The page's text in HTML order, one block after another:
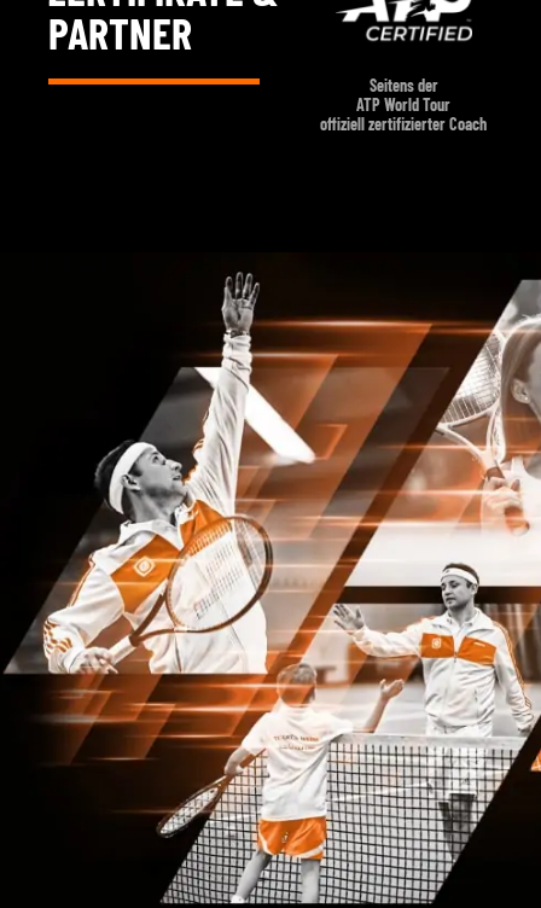
PARTNER
Offizieller Botschafter der Rafael Nadal
Seitens der
ATP World Tour
offiziell zertifizierter Coach